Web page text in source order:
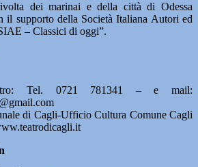
dei marinai e della città di Odessa
il supporto della Società Italiana Autori ed
– Classici di oggi”.
Tel. 0721 781341 – e mail:
di Cagli-Ufficio Cultura Comune Cagli